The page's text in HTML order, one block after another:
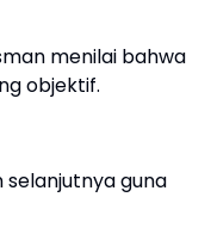
menilai bahwa
objektif.
guna